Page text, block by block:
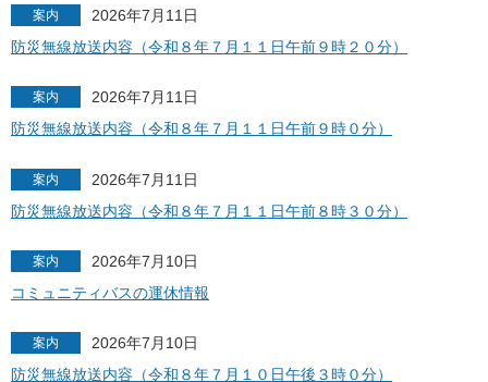
案内
2026年7月11日
防災無線放送内容（令和８年７月１１日午前９時２０分）
案内
2026年7月11日
防災無線放送内容（令和８年７月１１日午前９時０分）
案内
2026年7月11日
防災無線放送内容（令和８年７月１１日午前８時３０分）
案内
2026年7月10日
コミュニティバスの運休情報
案内
2026年7月10日
防災無線放送内容（令和８年７月１０日午後３時０分）